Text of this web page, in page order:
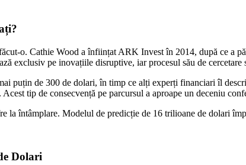
o. Cathie Wood a înființat ARK Invest în 2014, după ce a
exclusiv pe inovațiile disruptive, iar procesul său de
puțin de 300 de dolari, în timp ce alți experți financiari îl
tip de consecvență pe parcursul a aproape un deceniu
la întâmplare. Modelul de predicție de 16 trilioane de dolari
Dolari